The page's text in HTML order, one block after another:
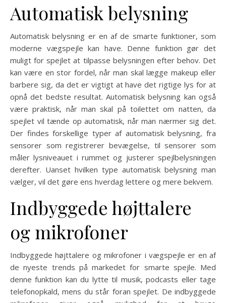
Automatisk belysning
Automatisk belysning er en af de smarte funktioner, som
moderne vægspejle kan have. Denne funktion gør det
muligt for spejlet at tilpasse belysningen efter behov. Det
kan være en stor fordel, når man skal lægge makeup eller
barbere sig, da det er vigtigt at have det rigtige lys for at
opnå det bedste resultat. Automatisk belysning kan også
være praktisk, når man skal på toilettet om natten, da
spejlet vil tænde op automatisk, når man nærmer sig det.
Der findes forskellige typer af automatisk belysning, fra
sensorer som registrerer bevægelse, til sensorer som
måler lysniveauet i rummet og justerer spejlbelysningen
derefter. Uanset hvilken type automatisk belysning man
vælger, vil det gøre ens hverdag lettere og mere bekvem.
Indbyggede højttalere
og mikrofoner
Indbyggede højttalere og mikrofoner i vægspejle er en af
de nyeste trends på markedet for smarte spejle. Med
denne funktion kan du lytte til musik, podcasts eller tage
telefonopkald, mens du står foran spejlet. De indbyggede